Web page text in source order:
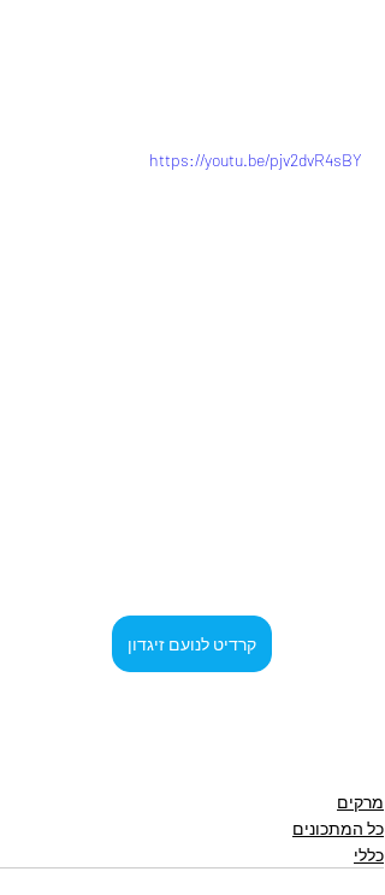
https://youtu.be/pjv2dvR4sBY
קרדיט לנועם זיגדון
מרקים
כל המתכונים
כללי